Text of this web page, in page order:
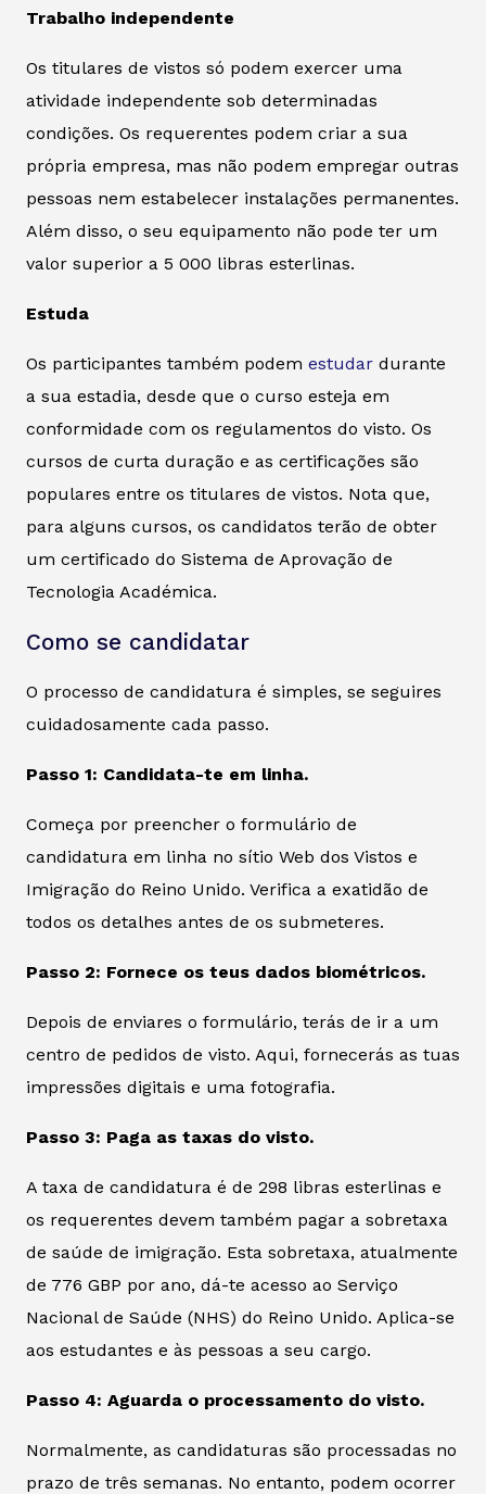
Trabalho independente
Os titulares de vistos só podem exercer uma
atividade independente sob determinadas
condições. Os requerentes podem criar a sua
própria empresa, mas não podem empregar outras
pessoas nem estabelecer instalações permanentes.
Além disso, o seu equipamento não pode ter um
valor superior a 5 000 libras esterlinas.
Estuda
Os participantes também podem estudar durante
a sua estadia, desde que o curso esteja em
conformidade com os regulamentos do visto. Os
cursos de curta duração e as certificações são
populares entre os titulares de vistos. Nota que,
para alguns cursos, os candidatos terão de obter
um certificado do Sistema de Aprovação de
Tecnologia Académica.
Como se candidatar
O processo de candidatura é simples, se seguires
cuidadosamente cada passo.
Passo 1: Candidata-te em linha.
Começa por preencher o formulário de
candidatura em linha no sítio Web dos Vistos e
Imigração do Reino Unido. Verifica a exatidão de
todos os detalhes antes de os submeteres.
Passo 2: Fornece os teus dados biométricos.
Depois de enviares o formulário, terás de ir a um
centro de pedidos de visto. Aqui, fornecerás as tuas
impressões digitais e uma fotografia.
Passo 3: Paga as taxas do visto.
A taxa de candidatura é de 298 libras esterlinas e
os requerentes devem também pagar a sobretaxa
de saúde de imigração. Esta sobretaxa, atualmente
de 776 GBP por ano, dá-te acesso ao Serviço
Nacional de Saúde (NHS) do Reino Unido. Aplica-se
aos estudantes e às pessoas a seu cargo.
Passo 4: Aguarda o processamento do visto.
Normalmente, as candidaturas são processadas no
prazo de três semanas. No entanto, podem ocorrer